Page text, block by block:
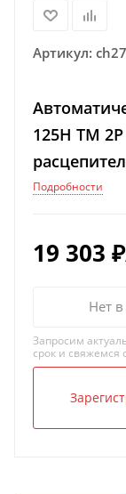
Артикул:
125H TM
Подробности
19 303 ₽
Нет
Запросим
срок и свяжемся